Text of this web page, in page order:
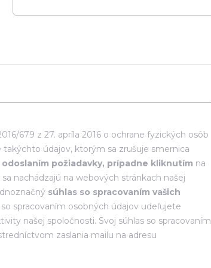
679 z 27. apríla 2016 o ochrane fyzických osôb
údajov, ktorým sa zrušuje smernica
odoslaním požiadavky, prípadne kliknutím na
nachádzajú na webových stránkach našej
súhlas so spracovaním vašich
spracovaním osobných údajov udeľujete
našej spoločnosti. Svoj súhlas so spracovaním
zaslania mailu na adresu